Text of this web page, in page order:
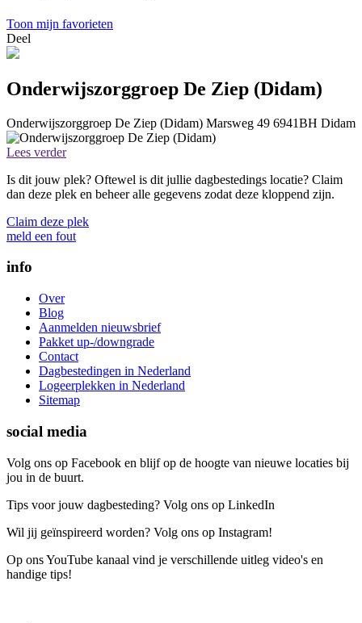
Toon mijn favorieten
Deel
Onderwijszorggroep De Ziep (Didam)
Onderwijszorggroep De Ziep (Didam) Marsweg 49 6941BH Didam
Lees verder
Is dit jouw plek? Oftewel is dit jullie dagbestedings locatie? Claim
dan deze plek en beheer alle gegevens zodat deze kloppend zijn.
Claim deze plek
meld een fout
info
Over
Blog
Aanmelden nieuwsbrief
Pakket up-/downgrade
Contact
Dagbestedingen in Nederland
Logeerplekken in Nederland
Sitemap
social media
Volg ons op Facebook en blijf op de hoogte van nieuwe locaties bij
jou in de buurt.
Tips voor jouw dagbesteding? Volg ons op LinkedIn
Wil jij geïnspireerd worden? Volg ons op Instagram!
Op ons YouTube kanaal vind je verschillende uitleg video's en
handige tips!